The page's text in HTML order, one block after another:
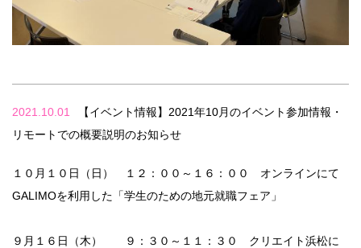
2021.10.01
【イベント情報】2021年10月のイベント参加情報・
リモートでの概要説明のお知らせ
１０月１０日（日） １２：００～１６：００ オンラインにて
GALIMOを利用した「学生のための地元就職フェア」
９月１６日（木） ９：３０～１１：３０ クリエイト浜松に